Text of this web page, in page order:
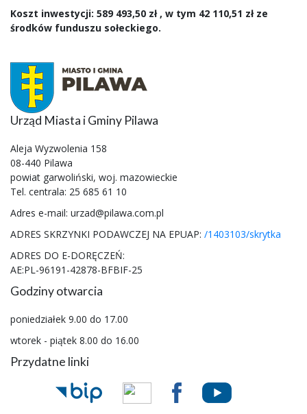
Koszt inwestycji: 589 493,50 zł , w tym 42 110,51 zł ze
środków funduszu sołeckiego.
Urząd Miasta i Gminy Pilawa
Aleja Wyzwolenia 158
08-440 Pilawa
powiat garwoliński, woj. mazowieckie
Tel. centrala: 25 685 61 10
Adres e-mail: urzad@pilawa.com.pl
ADRES SKRZYNKI PODAWCZEJ NA EPUAP: /1403103/skrytka
ADRES DO E-DORĘCZEŃ:
AE:PL-96191-42878-BFBIF-25
Godziny otwarcia
poniedziałek 9.00 do 17.00
wtorek - piątek 8.00 do 16.00
Przydatne linki